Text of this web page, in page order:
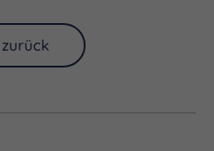
ungarischer
zurück